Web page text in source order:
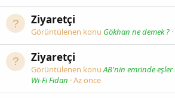
Ziyaretçi
Görüntülenen konu Gökhan ne demek ?
Ziyaretçi
Görüntülenen konuAB'nin emrinde eşler
Wi-Fi Fidan Az önce